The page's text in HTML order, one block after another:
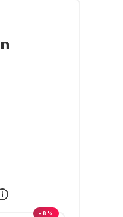
-8%